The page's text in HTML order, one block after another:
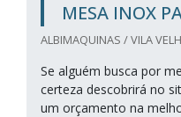
MESA INOX
ALBIMAQUINAS / VILA
Se alguém busca por
certeza descobrirá no
um orçamento na